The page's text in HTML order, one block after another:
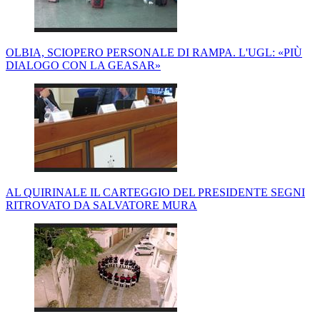
OLBIA, SCIOPERO PERSONALE DI RAMPA. L'UGL: «PIÙ
DIALOGO CON LA GEASAR»
AL QUIRINALE IL CARTEGGIO DEL PRESIDENTE SEGNI
RITROVATO DA SALVATORE MURA